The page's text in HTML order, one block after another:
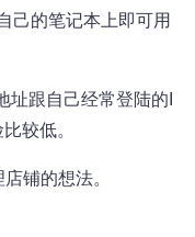
己的笔记本上即可用
址跟自己经常登陆的I
较低。
铺的想法。